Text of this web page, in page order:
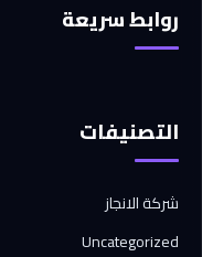
روابط سريعة
التصنيفات
شركة الانجاز
Uncategorized